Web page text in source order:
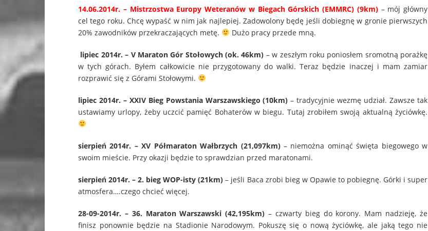
14.06.2014r. – Mistrzostwa Europy Weteranów w Biegach Górskich (EMMRC) (9km)– mój główny
cel tego roku. Chcę wypaść w nim jak najlepiej. Zadowolony będę jeśli dobiegnę w gronie pierwszych
20% zawodników przekraczających metę.
Dużo pracy przede mną.
lipiec 2014r. – V Maraton Gór Stołowych (ok. 46km) – w zeszłym roku poniosłem sromotną porażkę
w tych górach. Byłem całkowicie nie przygotowany do walki. Teraz będzie inaczej i mam zamiar
rozprawić się z Górami Stołowymi.
lipiec 2014r. – XXIV Bieg Powstania Warszawskiego (10km) – tradycyjnie wezmę udział. Zawsze tak
ustawiamy urlopy, żeby uczcić pamięć Bohaterów w biegu. Tutaj zrobiłem swoją aktualną życiówkę.
sierpień 2014r. – XV Półmaraton Wałbrzych (21,097km)– niemożna ominąć święta biegowego w
swoim mieście. Przy okazji będzie to sprawdzian przed maratonami.
sierpień 2014r. – 2. bieg WOP-isty (21km) – jeśli Baca zrobi bieg w Opawie to pobiegnę. Górki i super
atmosfera….czego chcieć więcej.
28-09-2014r. – 36. Maraton Warszawski (42,195km) – czwarty bieg do korony. Mam nadzieję, że
finisz ponownie będzie na Stadionie Narodowym. Pokuszę się o nową życiówkę, ale jaką tego nie